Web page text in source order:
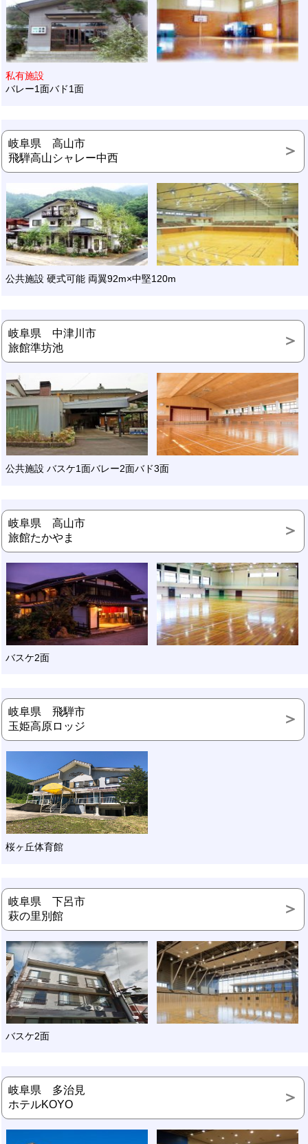
私有施設
バレー1面バド1面
岐阜県 高山市
飛騨高山シャレー中西
公共施設 硬式可能 両翼92m×中堅120m
岐阜県 中津川市
旅館準坊池
公共施設 バスケ1面バレー2面バド3面
岐阜県 高山市
旅館たかやま
バスケ2面
岐阜県 飛騨市
玉姫高原ロッジ
桜ヶ丘体育館
岐阜県 下呂市
萩の里別館
バスケ2面
岐阜県 多治見
ホテルKOYO